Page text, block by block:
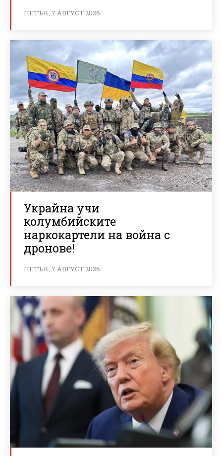
ПЕТЪК, 7 АВГУСТ 2026
Украйна учи
колумбийските
наркокартели на война с
дронове!
ПЕТЪК, 7 АВГУСТ 2026